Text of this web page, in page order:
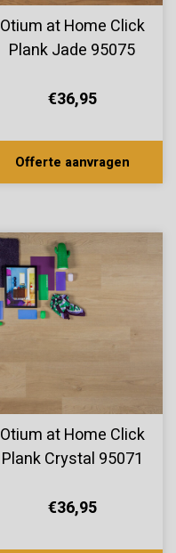
Otium at Home Click
Plank Jade 95075
€36,95
Offerte aanvragen
Otium at Home Click
Plank Crystal 95071
€36,95